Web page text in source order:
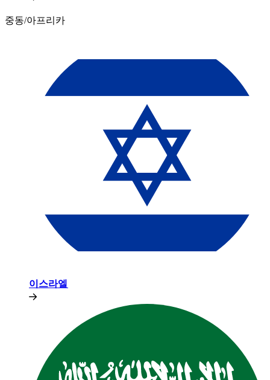
중동/아프리카​​
이스라엘​​